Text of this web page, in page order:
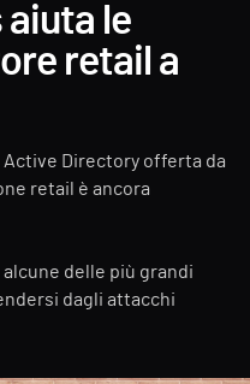
aiuta le
retail a
Directory offerta da
retail è ancora
delle più grandi
dagli attacchi